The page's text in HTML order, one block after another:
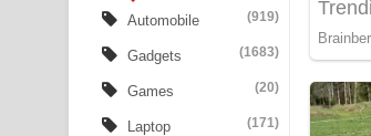
Katakara Song Lyrics -
Tharu Yaye Dilena Song
Ow Man Sosa Song Lyrics
Automobile (919)
Gadgets (1683)
Games (20)
Laptop (171)